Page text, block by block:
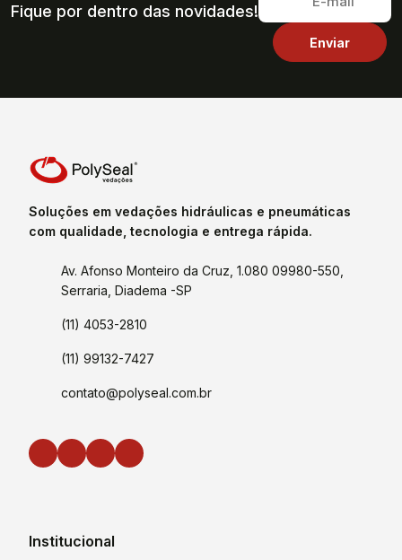
Fique por dentro das novidades!
Soluções em vedações hidráulicas e pneumáticas
com qualidade, tecnologia e entrega rápida.
Av. Afonso Monteiro da Cruz, 1.080 09980-550,
Serraria, Diadema -SP
(11) 4053-2810
(11) 99132-7427
contato@polyseal.com.br
Institucional